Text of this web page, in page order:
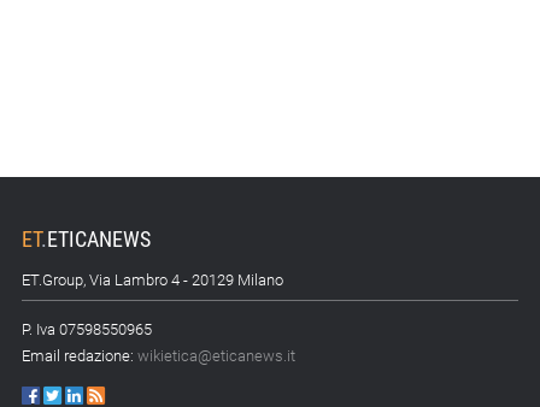
ET.ETICANEWS
ET.Group, Via Lambro 4 - 20129 Milano
P. Iva 07598550965
Email redazione: wikietica@eticanews.it